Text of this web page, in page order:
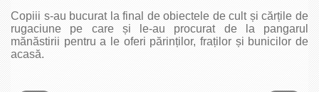
Copiii s-au bucurat la final de obiectele de cult și cărțile de
rugaciune pe care și le-au procurat de la pangarul
mănăstirii pentru a le oferi părinților, fraților și bunicilor de
acasă.